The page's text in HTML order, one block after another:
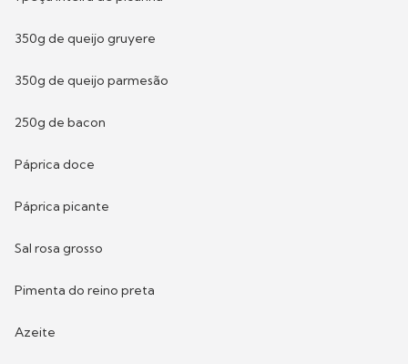
350g de queijo gruyere
350g de queijo parmesão
250g de bacon
Páprica doce
Páprica picante
Sal rosa grosso
Pimenta do reino preta
Azeite